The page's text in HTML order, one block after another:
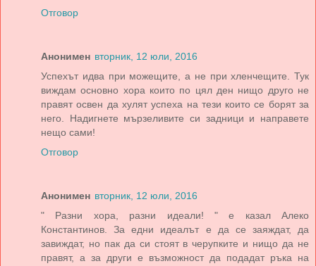
Отговор
Анонимен вторник, 12 юли, 2016
Успехът идва при можещите, а не при хленчещите. Тук
виждам основно хора които по цял ден нищо друго не
правят освен да хулят успеха на тези които се борят за
него. Надигнете мързеливите си задници и направете
нещо сами!
Отговор
Анонимен вторник, 12 юли, 2016
" Разни хора, разни идеали! " е казал Алеко
Константинов. За едни идеалът е да се заяждат, да
завиждат, но пак да си стоят в черупките и нищо да не
правят, а за други е възможност да подадат ръка на